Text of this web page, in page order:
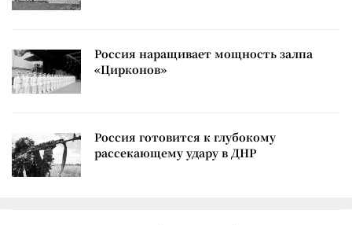
Россия наращивает мощность залпа
«Цирконов»
Россия готовится к глубокому
рассекающему удару в ДНР